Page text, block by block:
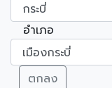
อำเภอ
ตกลง